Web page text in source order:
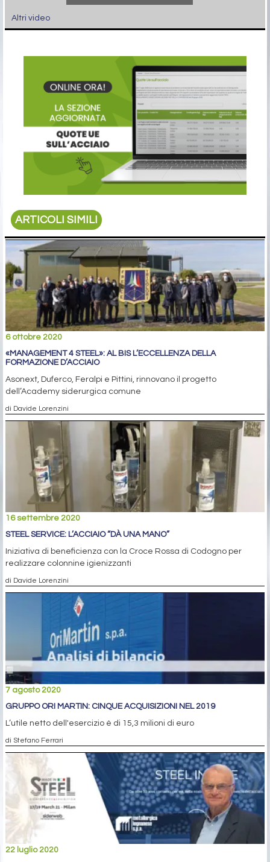
Altri video
ARTICOLI SIMILI
6 ottobre 2020
«MANAGEMENT 4 STEEL»: AL BIS L’ECCELLENZA DELLA
FORMAZIONE D’ACCIAIO
Asonext, Duferco, Feralpi e Pittini, rinnovano il progetto
dell’Academy siderurgica comune
di Davide Lorenzini
16 settembre 2020
STEEL SERVICE: L’ACCIAIO “DÀ UNA MANO”
Iniziativa di beneficienza con la Croce Rossa di Codogno per
realizzare colonnine igienizzanti
di Davide Lorenzini
7 agosto 2020
GRUPPO ORI MARTIN: CINQUE ACQUISIZIONI NEL 2019
L’utile netto dell'esercizio è di 15,3 milioni di euro
di Stefano Ferrari
22 luglio 2020